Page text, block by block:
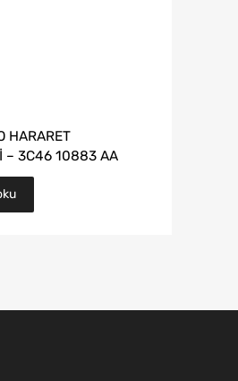
HARARET
– 3C46 10883 AA